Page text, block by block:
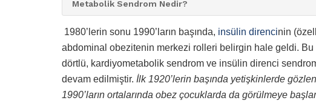
Metabolik Sendrom Nedir?
1980’lerin sonu 1990’ların başında, insülin direncinin
abdominal obezitenin merkezi rolleri belirgin hale geldi. Bu
dörtlü, kardiyometabolik sendrom ve insülin direnci
devam edilmiştir. İlk 1920’lerin başında yetişkinlerde
1990’ların ortalarında obez çocuklarda da görülmeye